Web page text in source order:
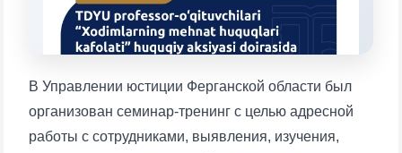
В Управлении юстиции Ферганской области был
организован семинар-тренинг с целью адресной
работы с сотрудниками, выявления, изучения,
8. Квота (бакалавриат) (1)